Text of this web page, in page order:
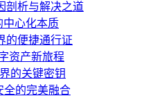
剖析与解决之道
中心化本质
的便捷通行证
资产新旅程
的关键密钥
全的完美融合